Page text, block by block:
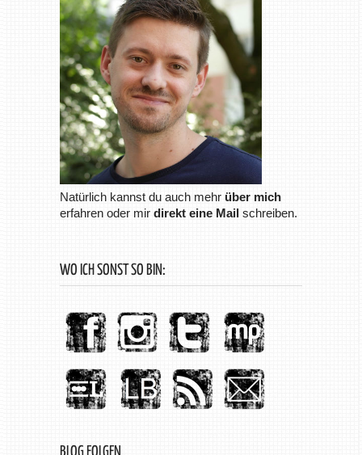
Natürlich kannst du auch mehr über mich
erfahren oder mir direkt eine Mailschreiben.
WO ICH SONST SO BIN: